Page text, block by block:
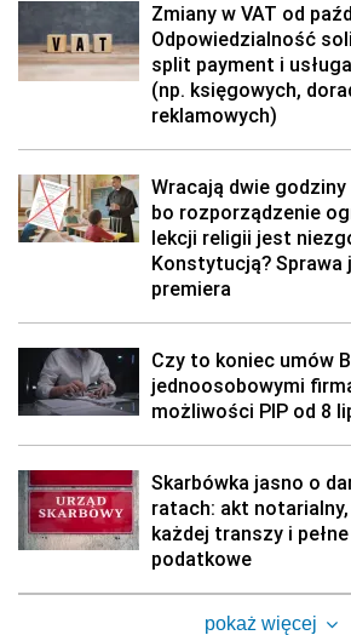
Zmiany w VAT od
Odpowiedzialność
split payment i
(np. księgowych,
reklamowych)
Wracają dwie
bo rozporządzenie
lekcji religii jest
Konstytucją? Sprawa
premiera
Czy to koniec umów
jednoosobowymi
możliwości PIP od 8
Skarbówka jasno o
ratach: akt notarialny,
każdej transzy i
podatkowe
pokaż więcej